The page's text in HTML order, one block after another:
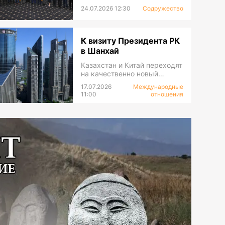
24.07.2026 12:30 Содружество
К визиту Президента РК
в Шанхай
Казахстан и Китай переходят
на качественно новый
17.07.2026
11:00
Международные
отношения